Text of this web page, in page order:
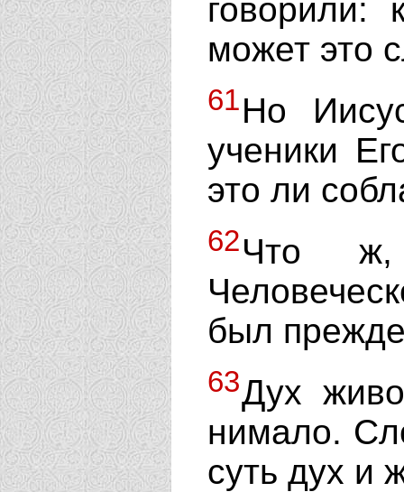
говорили:
может это
61Но
ученики
это ли
62Что ж,
был
63Дух
нимало.
суть дух и